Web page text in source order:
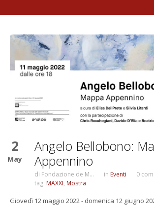
2
May
Angelo Bellobono:
Appennino
di Fondazione de M... in Eventi
0
tag: MAXXI, Mostra
Giovedì 12 maggio 2022 - domenica 12 giugno
Pages